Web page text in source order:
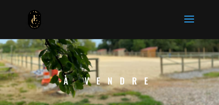
À VENDRE